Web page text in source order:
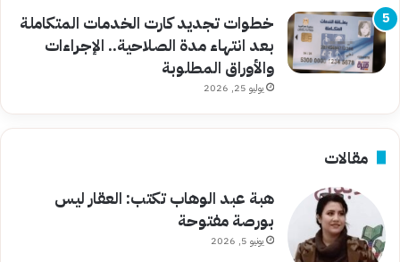
خطوات تجديد كارت الخدمات المتكاملة
بعد انتهاء مدة الصلاحية.. الإجراءات
والأوراق المطلوبة
يوليو 25, 2026
مقالات
هبة عبد الوهاب تكتب: العقار ليس
بورصة مفتوحة
يونيو 5, 2026